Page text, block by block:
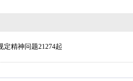
定精神问题21274起